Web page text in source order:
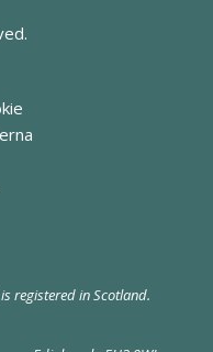
registered in Scotland.